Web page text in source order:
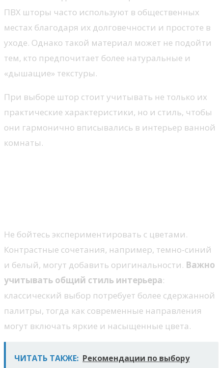
ПВХ шторы часто используют в общественных
местах благодаря их долговечности и простоте в
уходе. Однако такой материал может не подойти
тем, кто предпочитает более натуральные и
«дышащие» текстуры.
При выборе штор стоит учитывать не только их
практические характеристики, но и стиль, чтобы
они гармонично вписывались в интерьер ванной
комнаты.
Не бойтесь экспериментировать с цветами.
Контрастные сочетания, например, темно-синий
и белый, могут добавить оригинальности. Важно
учитывать общий стиль интерьера:
классический выбор потребует более сдержанной
палитры, тогда как современные направления
могут включать яркие и насыщенные цвета.
ЧИТАТЬ ТАКЖЕ: Рекомендации по выбору